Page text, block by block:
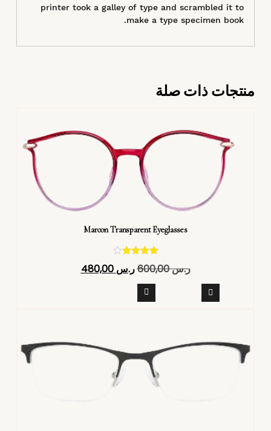
printer took a galley of type and scrambled it to
make a type specimen book.
منتجات ذات صلة
Maroon Transparent Eyeglasses
4.40
ر.س600,00 ر.س 480,00